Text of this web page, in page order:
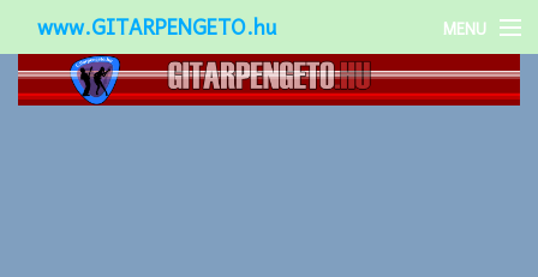
www.GITARPENGETO.hu MENU
Népszerű-